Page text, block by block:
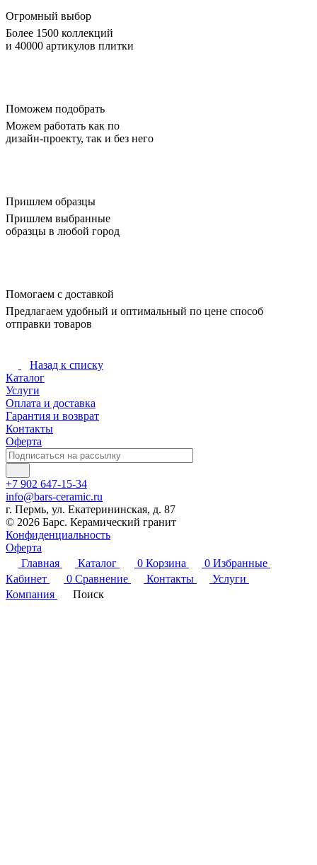
Огромный выбор
Более 1500 коллекций
и 40000 артикулов плитки
Поможем подобрать
Можем работать как по
дизайн-проекту, так и без него
Пришлем образцы
Пришлем выбранные
образцы в любой город
Помогаем с доставкой
Предлагаем удобный и оптимальный по цене способ
отправки товаров
Назад к списку
Каталог
Услуги
Оплата и доставка
Гарантия и возврат
Контакты
Оферта
+7 902 647-15-34
info@bars-ceramic.ru
г. Пермь, ул. Екатерининская, д. 87
© 2026 Барс. Керамический гранит
Конфиденциальность
Оферта
Главная
Каталог 0 Корзина 0 Избранные
Кабинет
0 Сравнение Контакты
Услуги
Компания
Поиск